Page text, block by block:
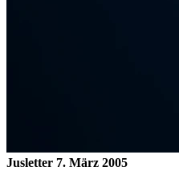
Jusletter 7. März 2005